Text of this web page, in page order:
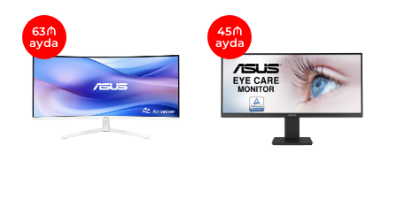
63₼
ayda
45₼
ayda